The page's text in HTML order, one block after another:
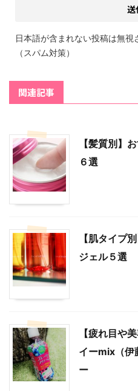
日本語が含まれない投稿は無視
（スパム対策）
関連記事
【髪質別】
６選
【肌タイプ
ジェル５選
【疲れ目や
イーmix（伊
ー